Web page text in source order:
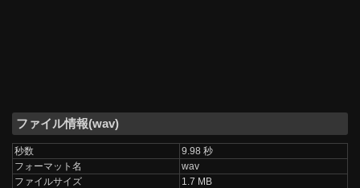
ファイル情報(wav)
秒数
9.98 秒
フォーマット名
wav
ファイルサイズ
1.7 MB